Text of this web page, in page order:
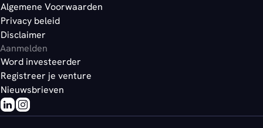
Algemene Voorwaarden
Privacy beleid
Disclaimer
Aanmelden
Word investeerder
Registreer je venture
Nieuwsbrieven